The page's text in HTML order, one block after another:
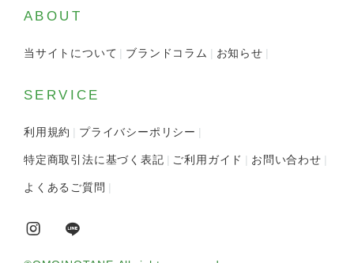
ABOUT
当サイトについて ブランドコラム お知らせ
SERVICE
利用規約 プライバシーポリシー
特定商取引法に基づく表記 ご利用ガイド お問い合わせ
よくあるご質問